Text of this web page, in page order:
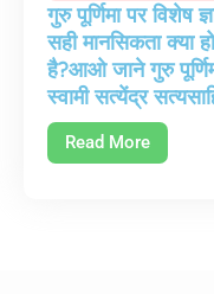
गुरु पूर्णिमा पर विशेष
सही मानसिकता क्या
है?आओ जाने गुरु
स्वामी सत्येंद्र
Read More